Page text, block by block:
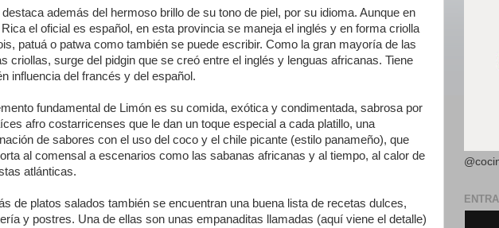
destaca además del hermoso brillo de su tono de piel, por su idioma. Aunque en
el oficial es español, en esta provincia se maneja el inglés y en forma criolla
patuá o patwa como también se puede escribir. Como la gran mayoría de las
criollas, surge del pidgin que se creó entre el inglés y lenguas africanas. Tiene
influencia del francés y del español.
fundamental de Limón es su comida, exótica y condimentada, sabrosa por
afro costarricenses que le dan un toque especial a cada platillo, una
de sabores con el uso del coco y el chile picante (estilo panameño), que
al comensal a escenarios como las sabanas africanas y al tiempo, al calor de
atlánticas.
de platos salados también se encuentran una buena lista de recetas dulces,
y postres. Una de ellas son unas empanaditas llamadas (aquí viene el detalle)